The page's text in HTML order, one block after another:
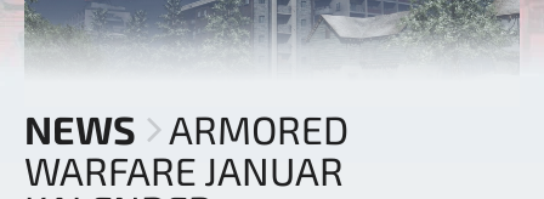
NEWS
ARMORED
WARFARE JANUAR